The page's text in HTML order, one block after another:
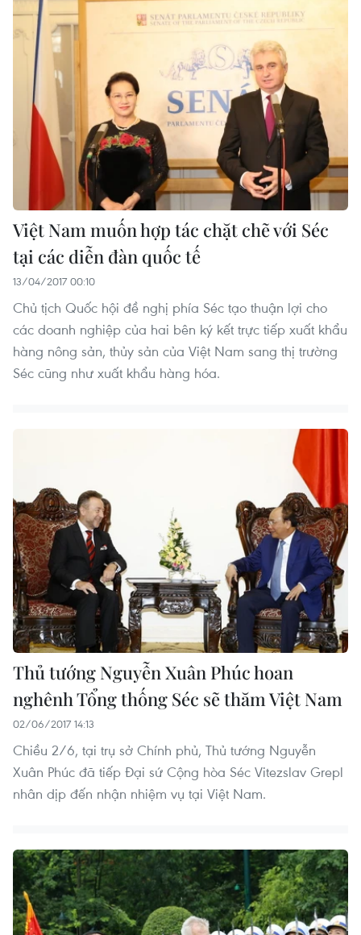
Việt Nam muốn hợp tác chặt chẽ với Séc
tại các diễn đàn quốc tế
13/04/2017 00:10
Chủ tịch Quốc hội đề nghị phía Séc tạo thuận lợi cho
các doanh nghiệp của hai bên ký kết trực tiếp xuất khẩu
hàng nông sản, thủy sản của Việt Nam sang thị trường
Séc cũng như xuất khẩu hàng hóa.
Thủ tướng Nguyễn Xuân Phúc hoan
nghênh Tổng thống Séc sẽ thăm Việt Nam
02/06/2017 14:13
Chiều 2/6, tại trụ sở Chính phủ, Thủ tướng Nguyễn
Xuân Phúc đã tiếp Đại sứ Cộng hòa Séc Vitezslav Grepl
nhân dịp đến nhận nhiệm vụ tại Việt Nam.